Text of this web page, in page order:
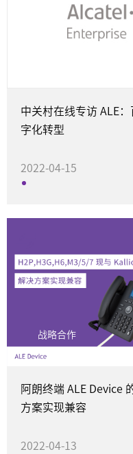
中关村在线专访 ALE
字化转型
2022-04-15
战略合作
阿朗终端 ALE Device
方案实现兼容
2022-04-13